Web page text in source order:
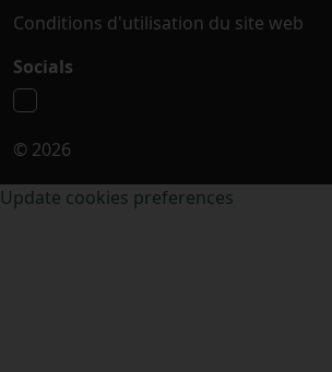
Conditions d'utilisation du site web
Socials
© 2026
Update cookies preferences